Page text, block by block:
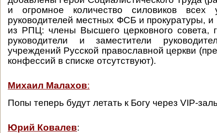
и огромное количество силовиков всех
руководителей местных ФСБ и прокуратуры, и
из РПЦ: члены Высшего церковного совета,
руководители и заместители
учреждений Русской православной церкви
конфессий в списке отсутствуют).
Михаил Малахов:
Попы теперь будут летать к Богу через VIP-
Юрий Ковалев: